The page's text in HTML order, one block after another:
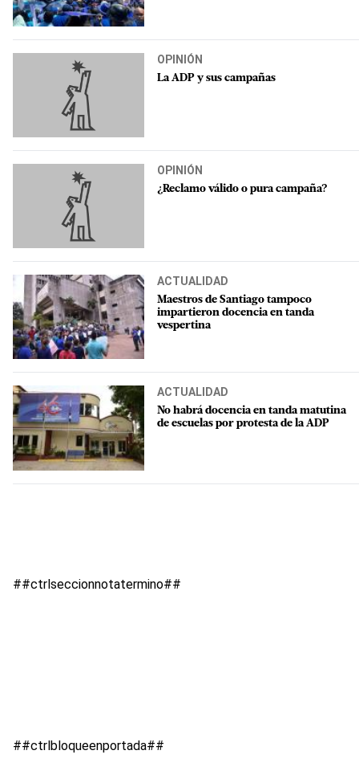
OPINIÓN
La ADP y sus campañas
OPINIÓN
¿Reclamo válido o pura campaña?
ACTUALIDAD
Maestros de Santiago tampoco
impartieron docencia en tanda
vespertina
ACTUALIDAD
No habrá docencia en tanda matutina
de escuelas por protesta de la ADP
##ctrlseccionnotatermino##
##ctrlbloqueenportada##